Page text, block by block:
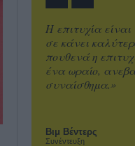
Βιμ Βέντερς
Συνέντευξη
Η επιτυχία
σε κάνει
πουθενά η
ένα ωραίο,
συναίσθημα.»